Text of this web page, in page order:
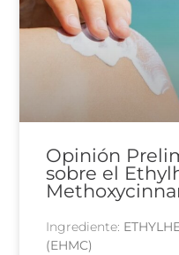
Opinión
sobre el
Ingrediente:
(EHMC)